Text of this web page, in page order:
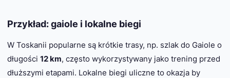
Przykład: gaiole i lokalne biegi
W Toskanii popularne są krótkie trasy, np. szlak do Gaiole o
długości 12 km, często wykorzystywany jako trening przed
dłuższymi etapami. Lokalne biegi uliczne to okazja by